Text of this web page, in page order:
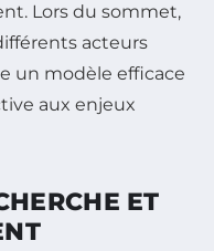
Lors du sommet,
acteurs
un modèle efficace
aux enjeux
ET